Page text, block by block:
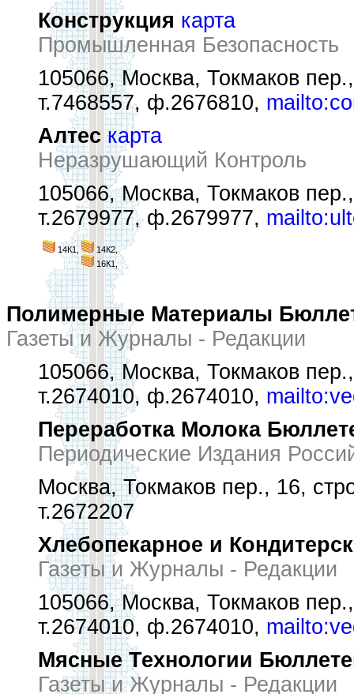
Конструкция карта
Промышленная Безопасность
105066, Москва, Токмаков
т.7468557, ф.2676810,
Алтес карта
Неразрушающий Контроль
105066, Москва, Токмаков
т.2679977, ф.2679977,
14К1,
14К2,
16К1,
Полимерные Материалы
Газеты и Журналы - Редакции
105066, Москва, Токмаков
т.2674010, ф.2674010,
Переработка Молока
Периодические Издания
Москва, Токмаков пер., 16,
т.2672207
Хлебопекарное и
Газеты и Журналы - Редакции
105066, Москва, Токмаков
т.2674010, ф.2674010,
Мясные Технологии
Газеты и Журналы - Редакции